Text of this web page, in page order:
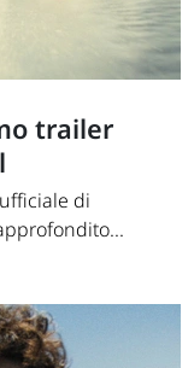
trailer
di